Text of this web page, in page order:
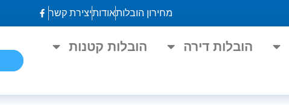
מחירון הובלותאודותיצירת קשר
הובלות דירה הובלות קטנות